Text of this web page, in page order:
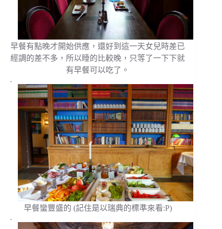
早餐有點晚才開始供應，還好到這一天女兒時差已
經調的差不多，所以睡的比較晚，只等了一下下就
有早餐可以吃了。
.
早餐蠻豐盛的 (記住是以瑞典的標準來看:P)
.